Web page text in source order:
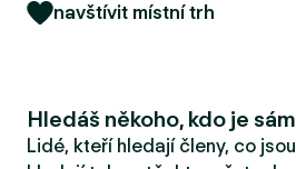
navštívit místní trh
Hledáš někoho, kdo je
Lidé, kteří hledají členy, co